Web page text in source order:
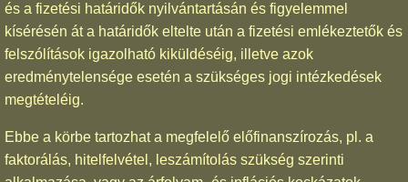
és a fizetési határidők nyilvántartásán és figyelemmel
kísérésén át a határidők eltelte után a fizetési emlékeztetők és
felszólítások igazolható kiküldéséig, illetve azok
eredménytelensége esetén a szükséges jogi intézkedések
megtételéig.
Ebbe a körbe tartozhat a megfelelő előfinanszírozás, pl. a
faktorálás, hitelfelvétel, leszámítolás szükség szerinti